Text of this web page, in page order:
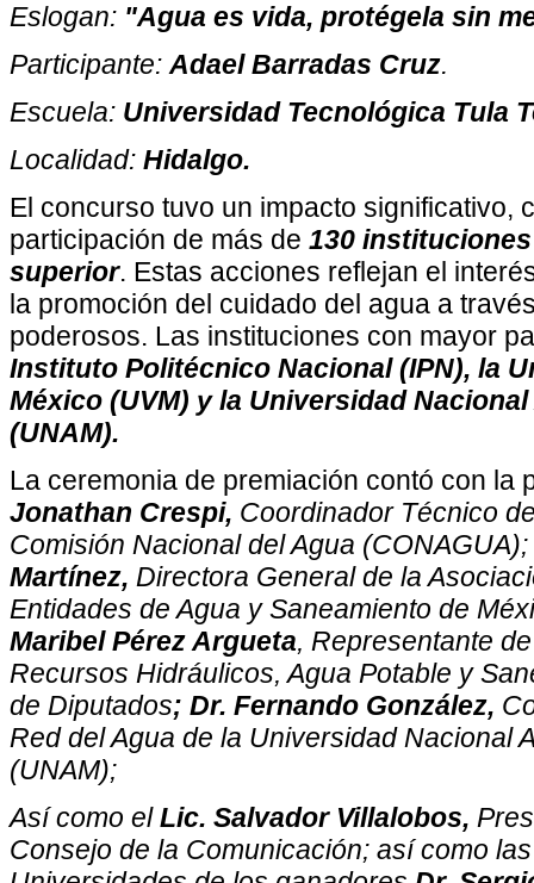
Eslogan: "Agua es vida, protégela sin
Participante: Adael Barradas Cruz.
Escuela: Universidad Tecnológica Tula
Localidad: Hidalgo.
El concurso tuvo un impacto significativo,
participación de más de 130
superior. Estas acciones reflejan el
la promoción del cuidado del agua a
poderosos. Las instituciones con mayor
Instituto Politécnico Nacional (IPN), la
México (UVM) y la Universidad
(UNAM).
La ceremonia de premiación contó con la
Jonathan Crespi, Coordinador Técnico
Comisión Nacional del Agua (CONAGUA);
Martínez, Directora General de la
Entidades de Agua y Saneamiento de
Maribel Pérez Argueta, Representante
Recursos Hidráulicos, Agua Potable y
de Diputados; Dr. Fernando González,
Red del Agua de la Universidad Nacional
(UNAM);
Así como elLic. Salvador Villalobos,
Consejo de la Comunicación; así como